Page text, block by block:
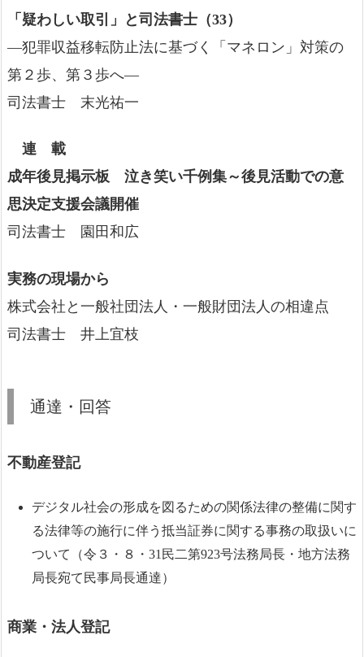
「疑わしい取引」と司法書士（33）
―犯罪収益移転防止法に基づく「マネロン」対策の
第２歩、第３歩へ―
司法書士 末光祐一
連 載
成年後見掲示板 泣き笑い千例集～後見活動での意
思決定支援会議開催
司法書士 園田和広
実務の現場から
株式会社と一般社団法人・一般財団法人の相違点
司法書士 井上宜枝
通達・回答
不動産登記
デジタル社会の形成を図るための関係法律の整備に関す
る法律等の施行に伴う抵当証券に関する事務の取扱いに
ついて（令３・８・31民二第923号法務局長・地方法務
局長宛て民事局長通達）
商業・法人登記